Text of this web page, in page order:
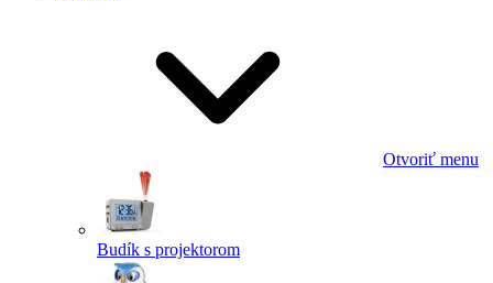
Otvoriť menu
Budík s projektorom